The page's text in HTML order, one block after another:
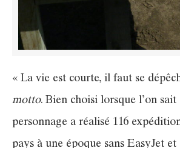
« La vie est courte, il faut se
motto. Bien choisi lorsque l’on sait
personnage a réalisé 116
pays à une époque sans EasyJet et